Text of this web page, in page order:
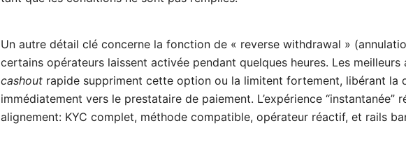
Un autre détail clé concerne la fonction de « reverse withdrawal »
certains opérateurs laissent activée pendant quelques heures. Les meilleurs
cashout rapide suppriment cette option ou la limitent fortement, libérant la
immédiatement vers le prestataire de paiement. L’expérience “instantanée”
alignement: KYC complet, méthode compatible, opérateur réactif, et rails